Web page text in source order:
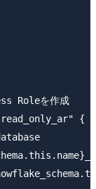
Roleを作成
{